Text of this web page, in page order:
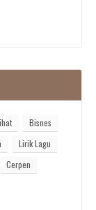
Bisnes
Lirik Lagu
Cerpen